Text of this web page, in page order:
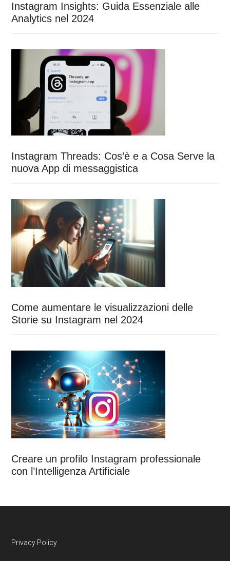
Instagram Insights: Guida Essenziale alle
Analytics nel 2024
Instagram Threads: Cos’è e a Cosa Serve la
nuova App di messaggistica
Come aumentare le visualizzazioni delle
Storie su Instagram nel 2024
Creare un profilo Instagram professionale
con l’Intelligenza Artificiale
Footer
Privacy Policy